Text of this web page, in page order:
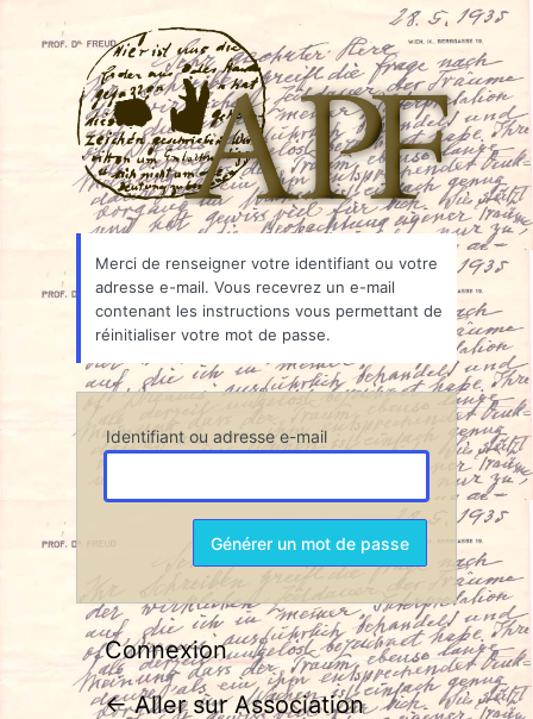
passe
oublié
Merci de renseigner votre identifiant ou votre
adresse e-mail. Vous recevrez un e-mail
contenant les instructions vous permettant de
réinitialiser votre mot de passe.
Identifiant ou adresse e-mail
Connexion
← Aller sur Association